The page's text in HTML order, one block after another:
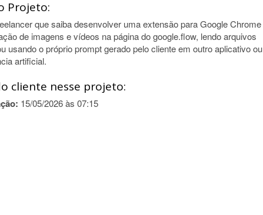
Projeto:
que saiba desenvolver uma extensão para Google Chrome
de imagens e vídeos na página do google.flow, lendo arquivos
usando o próprio prompt gerado pelo cliente em outro aplicativo ou
artificial.
cliente nesse projeto:
15/05/2026 às 07:15